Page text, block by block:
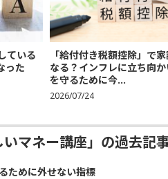
ている
った
「給付付き税額控除」で
なる？インフレに立ち向
を守るために今...
2026/07/24
いマネー講座」の過去記
ために外せない指標